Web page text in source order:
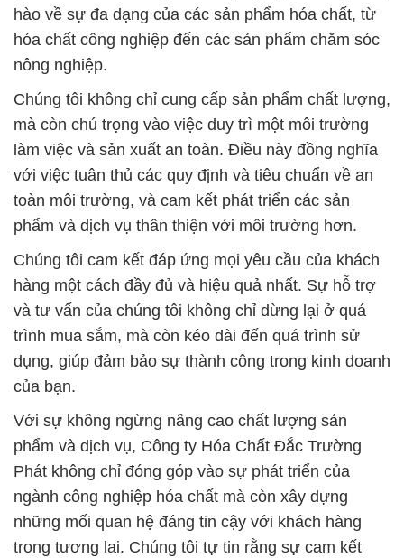
hào về sự đa dạng của các sản phẩm hóa chất, từ
hóa chất công nghiệp đến các sản phẩm chăm sóc
nông nghiệp.
Chúng tôi không chỉ cung cấp sản phẩm chất lượng,
mà còn chú trọng vào việc duy trì một môi trường
làm việc và sản xuất an toàn. Điều này đồng nghĩa
với việc tuân thủ các quy định và tiêu chuẩn về an
toàn môi trường, và cam kết phát triển các sản
phẩm và dịch vụ thân thiện với môi trường hơn.
Chúng tôi cam kết đáp ứng mọi yêu cầu của khách
hàng một cách đầy đủ và hiệu quả nhất. Sự hỗ trợ
và tư vấn của chúng tôi không chỉ dừng lại ở quá
trình mua sắm, mà còn kéo dài đến quá trình sử
dụng, giúp đảm bảo sự thành công trong kinh doanh
của bạn.
Với sự không ngừng nâng cao chất lượng sản
phẩm và dịch vụ, Công ty Hóa Chất Đắc Trường
Phát không chỉ đóng góp vào sự phát triển của
ngành công nghiệp hóa chất mà còn xây dựng
những mối quan hệ đáng tin cậy với khách hàng
trong tương lai. Chúng tôi tự tin rằng sự cam kết